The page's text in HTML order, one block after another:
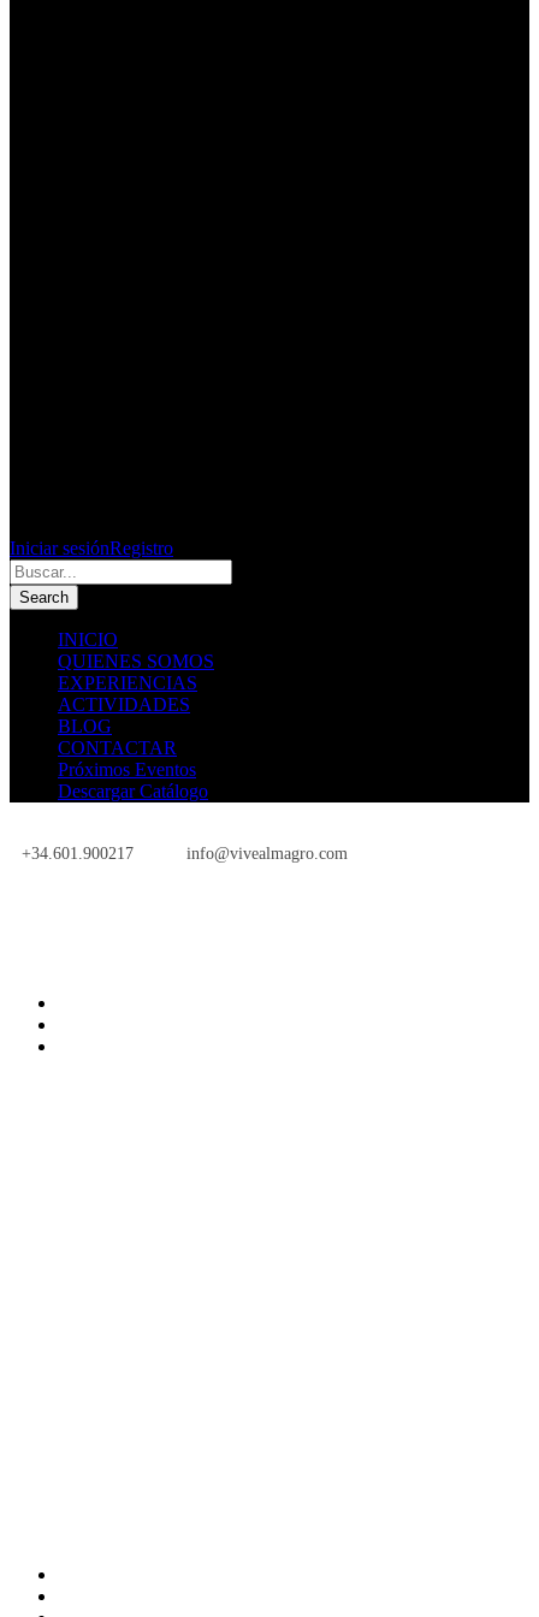
Iniciar sesiónRegistro
INICIO
QUIENES SOMOS
EXPERIENCIAS
ACTIVIDADES
BLOG
CONTACTAR
Próximos Eventos
Descargar Catálogo
+34.601.900217
info@vivealmagro.com